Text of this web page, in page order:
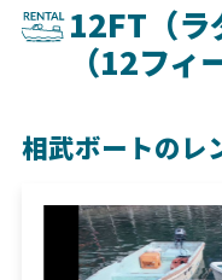
12FT（ラ
（12フィ
相武ボートのレ